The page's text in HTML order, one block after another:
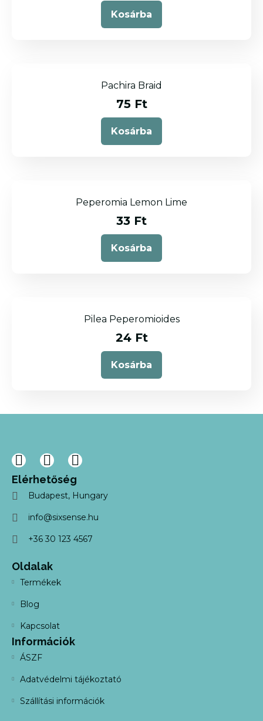
Kosárba
Pachira Braid
75 Ft
Kosárba
Peperomia Lemon Lime
33 Ft
Kosárba
Pilea Peperomioides
24 Ft
Kosárba
Elérhetőség
Budapest, Hungary
info@sixsense.hu
+36 30 123 4567
Oldalak
Termékek
Blog
Kapcsolat
Információk
ÁSZF
Adatvédelmi tájékoztató
Szállítási információk